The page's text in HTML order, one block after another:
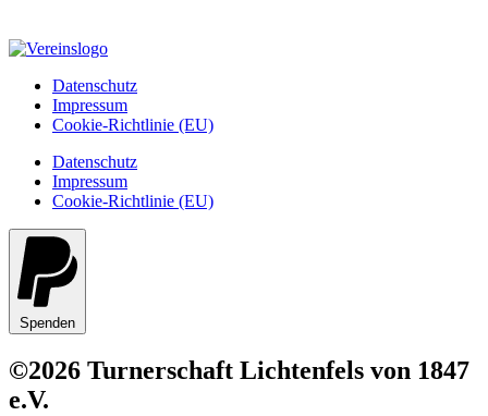
Datenschutz
Impressum
Cookie-Richtlinie (EU)
Datenschutz
Impressum
Cookie-Richtlinie (EU)
Spenden
©2026 Turnerschaft Lichtenfels von 1847
e.V.